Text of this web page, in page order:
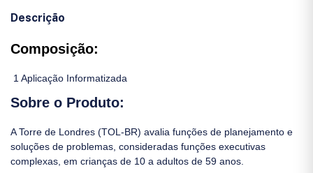
Descrição
Composição:
1 Aplicação Informatizada
Sobre o Produto:
A Torre de Londres (TOL-BR) avalia funções de planejamento e
soluções de problemas, consideradas funções executivas
complexas, em crianças de 10 a adultos de 59 anos.